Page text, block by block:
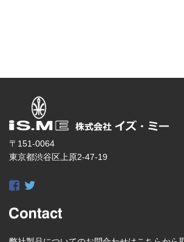
〒151-0064
東京都渋谷区上原2-47-19